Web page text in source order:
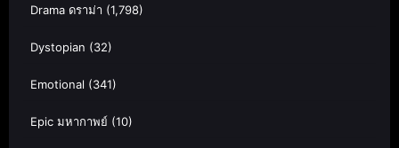
Drama ดราม่า (1,798)
Dystopian (32)
Emotional (341)
Epic มหากาพย์ (10)